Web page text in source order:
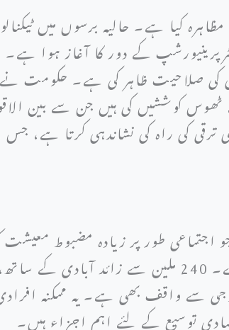
کیا ہے۔ حالیہ برسوں میں
کے دور کا آغاز ہوا ہے۔
کی صلاحیت ظاہر کی ہے۔ حکومت
کوششیں کی ہیں جن سے بین
ترقی کی راہ کی نشاندہی کرتا ہے،
اجتماعی طور پر زیادہ مضبوط
رہے ہیں۔ بنیادی شراکت داروں میں سے ایک ملک کا آبادیاتی فائدہ ہے۔ 240
سے واقف بھی ہے۔ یہ ممکنہ
توسیع کے لئے اہم اجزاء ہیں۔